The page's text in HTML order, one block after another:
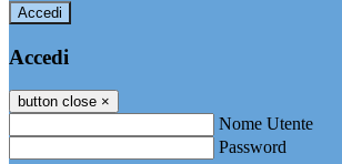
Accedi
Accedi
button close ×
Nome Utente
Password